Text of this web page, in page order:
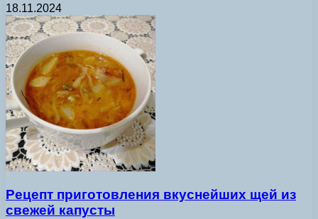
18.11.2024
Рецепт приготовления вкуснейших щей из
свежей капусты